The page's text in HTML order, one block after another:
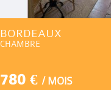
BORDEAUX
CHAMBRE
780 €/ MOIS